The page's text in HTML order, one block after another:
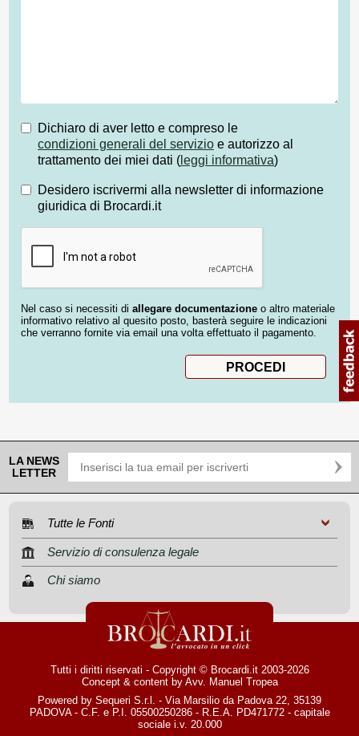
Dichiaro di aver letto e compreso le
condizioni generali del servizio e autorizzo al
trattamento dei miei dati ( leggi informativa)
Desidero iscrivermi alla newsletter di informazione
giuridica di Brocardi.it
Nel caso si necessiti di allegare documentazione o altro materiale
informativo relativo al quesito posto, basterà seguire le indicazioni
che verranno fornite via email una volta effettuato il pagamento.
LA NEWS
LETTER
Tutte le Fonti
Servizio di consulenza legale
Chi siamo
Tutti i diritti riservati - Copyright © Brocardi.it 2003-2026
Concept & content by Avv. Manuel Tropea
Powered by Sequeri S.r.l. - Via Marsilio da Padova 22, 35139
PADOVA - C.F. e P.I. 05500250286 - R.E.A. PD471772 - capitale
sociale i.v. 20.000